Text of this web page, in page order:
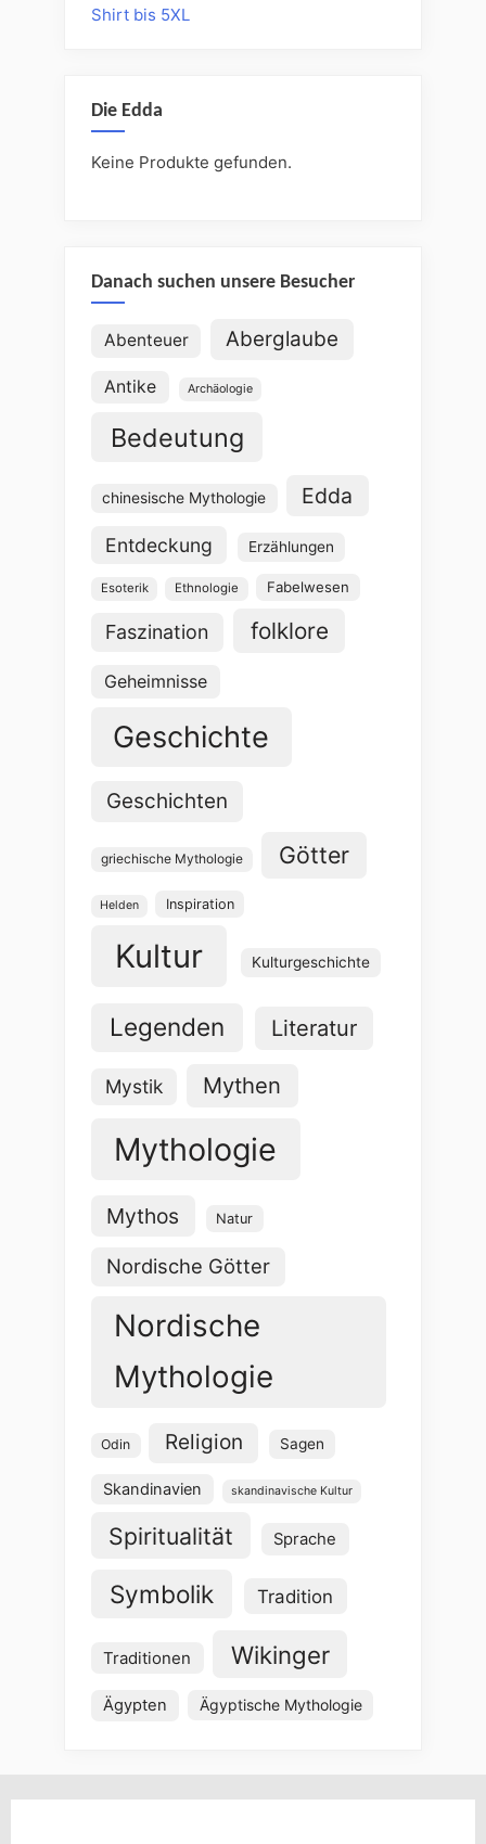
Shirt bis 5XL
Die Edda
Keine Produkte gefunden.
Danach suchen unsere Besucher
Abenteuer Aberglaube
Antike Archäologie
Bedeutung
chinesische Mythologie Edda
Entdeckung Erzählungen
Esoterik Ethnologie Fabelwesen
Faszination folklore
Geheimnisse
Geschichte
Geschichten
griechische Mythologie Götter
Helden Inspiration
Kultur Kulturgeschichte
Legenden Literatur
Mystik Mythen
Mythologie
Mythos Natur
Nordische Götter
Nordische
Mythologie
Odin Religion Sagen
Skandinavien skandinavische Kultur
Spiritualität Sprache
Symbolik Tradition
Traditionen Wikinger
Ägypten Ägyptische Mythologie